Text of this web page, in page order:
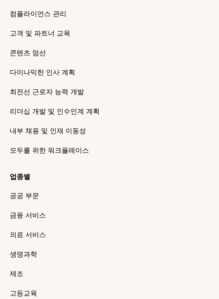
컴플라이언스 관리
고객 및 파트너 교육
콘텐츠 엄선
다이나믹한 인사 계획
최전선 근로자 능력 개발
리더십 개발 및 인수인계 계획
내부 채용 및 인재 이동성
모두를 위한 워크플레이스
업종별
공공 부문
금융 서비스
의료 서비스
생명과학
제조
고등교육